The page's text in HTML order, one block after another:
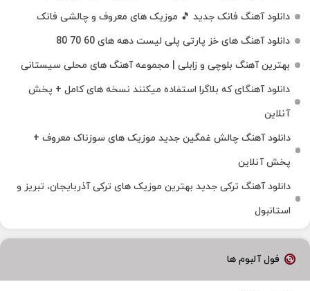
دانلود آهنگ فانک جدید 🎵 موزیک‌ های معروف و چالشی فانک
دانلود آهنگ های خز پارتی پلی لیست دهه های 60 70 80
بهترین آهنگ بلوچی و زابلی | مجموعه آهنگ‌ های محلی سیستانی
دانلود آهنگای که بلاگرا استفاده میکنند نسخه های کامل + پخش
آنلاین
دانلود آهنگ چالش غمگین جدید موزیک های سوزناک معروف +
پخش آنلاین
دانلود آهنگ ترکی جدید بهترین موزیک‌ های ترکی آذربایجان، تبریز و
استانبول
فول آلبوم ها